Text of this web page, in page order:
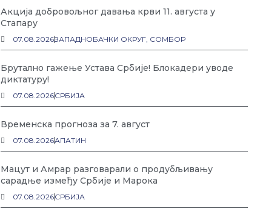
Акција добровољног давања крви 11. августа у
Стапару
07.08.2026ЗАПАДНОБАЧКИ ОКРУГ, СОМБОР
Брутално гажење Устава Србије! Блокадери уводе
диктатуру!
07.08.2026СРБИЈА
Временска прогноза за 7. август
07.08.2026АПАТИН
Мацут и Амрар разговарали о продубљивању
сарадње између Србије и Марока
07.08.2026СРБИЈА